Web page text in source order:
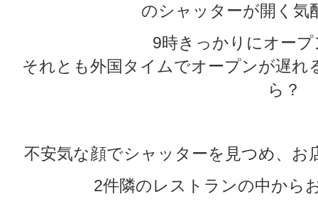
のシャッターが開く気
9時きっかりにオー
それとも外国タイムでオープンが遅
ら？
不安気な顔でシャッターを見つめ、お
2件隣のレストランの中から